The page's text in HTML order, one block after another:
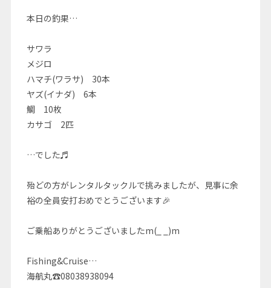
本日の釣果…
サワラ
メジロ
ハマチ(ワラサ) 30本
ヤズ(イナダ) 6本
鯛 10枚
カサゴ 2匹
…でした♬
殆どの方がレンタルタックルで挑みましたが、見事に余
裕の全員安打おめでとうございます🎉
ご乗船ありがとうございましたm(_ _)m
Fishing&Cruise…
海航丸☎08038938094